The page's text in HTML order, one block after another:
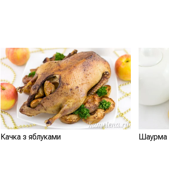
Качка з яблуками Шаурма